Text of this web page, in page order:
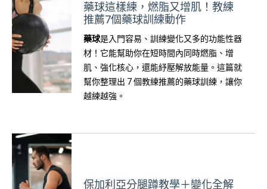
藥球這樣練，燃脂又增肌！教練
推薦7個藥球訓練動作
藥球是入門容易、訓練變化又多的功能性器
材！它能幫助你在短時間內同時燃脂、增
肌、強化核心，還能紓壓解放能量。這篇就
幫你整理出 7 個教練推薦的藥球訓練，讓你
越練越強。
保加利亞分腿蹲教學＋變化全解